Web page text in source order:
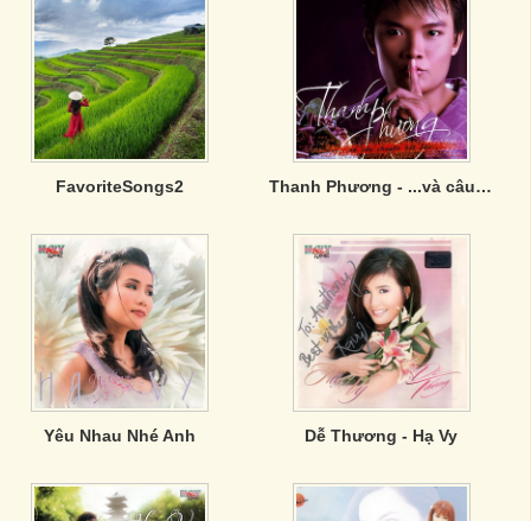
FavoriteSongs2 Thanh Phương - ...và câu chuyện bắt đầu.
Yêu Nhau Nhé Anh Dễ Thương - Hạ Vy